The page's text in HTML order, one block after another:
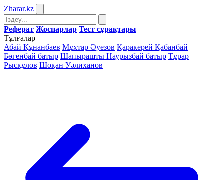
Zharar.kz
Реферат Жоспарлар Тест сұрақтары
Тұлғалар
Абай Құнанбаев Мұхтар Әуезов Қаракерей Қабанбай
Бөгенбай батыр Шапырашты Наурызбай батыр Тұрар
Рысқұлов Шоқан Уәлиханов